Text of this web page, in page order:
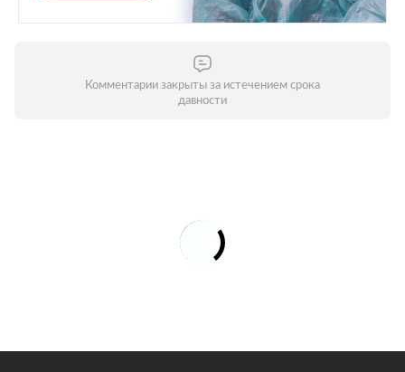
Комментарии закрыты за истечением срока
давности